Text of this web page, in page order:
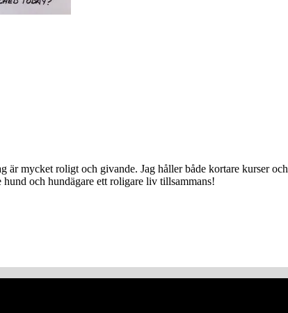
mycket roligt och givande. Jag håller både kortare kurser
och hundägare ett roligare liv tillsammans!